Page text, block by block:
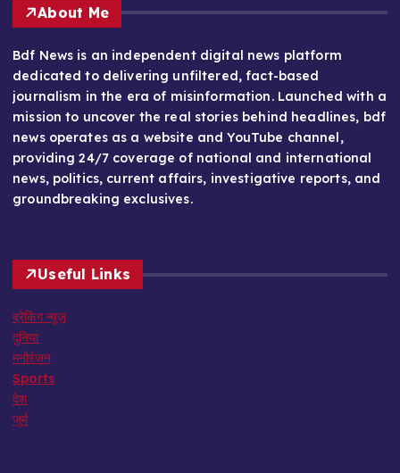
About Me
Bdf News is an independent digital news platform
dedicated to delivering unfiltered, fact-based
journalism in the era of misinformation. Launched with a
mission to uncover the real stories behind headlines, bdf
news operates as a website and YouTube channel,
providing 24/7 coverage of national and international
news, politics, current affairs, investigative reports, and
groundbreaking exclusives.
Useful Links
ब्रेकिंग न्यूज़
दुनिया
मनोरंजन
Sports
देश
जुर्म